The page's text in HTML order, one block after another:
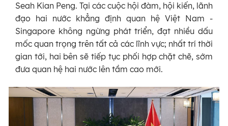
Seah Kian Peng. Tại các cuộc hội đàm, hội kiến, lãnh
đạo hai nước khẳng định quan hệ Việt Nam -
Singapore không ngừng phát triển, đạt nhiều dấu
mốc quan trọng trên tất cả các lĩnh vực; nhất trí thời
gian tới, hai bên sẽ tiếp tục phối hợp chặt chẽ, sớm
đưa quan hệ hai nước lên tầm cao mới.